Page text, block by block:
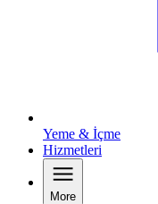
Yeme & İçme
Hizmetleri
More